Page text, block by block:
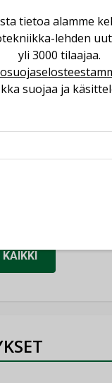
kotia on vailla
tietojen
tietoa alamme
lehden
yli 3000 tilaajaa.
suojaa ja